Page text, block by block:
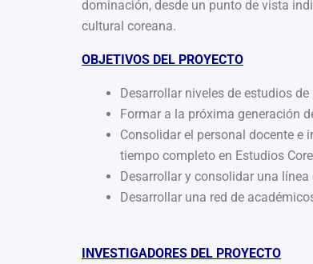
dominación, desde un punto de vista
cultural coreana.
OBJETIVOS DEL PROYECTO
Desarrollar niveles de estudios
Formar a la próxima generación
Consolidar el personal docente e
tiempo completo en Estudios
Desarrollar y consolidar una
Desarrollar una red de
INVESTIGADORES DEL PROYECTO